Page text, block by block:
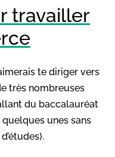
travailler
te diriger vers
très nombreuses
du baccalauréat
quelques unes sans